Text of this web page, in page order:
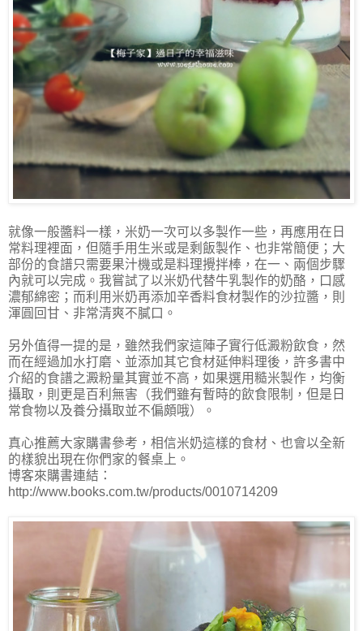
就像一般醬料一樣，米奶一次可以多製作一些，再應用在日
常料理裡面，但隨手用生米或是剩飯製作、也非常簡便；大
部份的食譜只需要果汁機或是料理攪拌棒，在一、兩個步驟
內就可以完成。我嘗試了以米奶代替牛乳製作的奶酪，口感
濃郁綿密；而利用米奶再添加辛香料食材製作的沙拉醬，則
渾圓回甘、非常清爽不膩口。
另外值得一提的是，雖然我們家這陣子實行低澱粉飲食，然
而在經過加水打磨、並添加其它食材延伸料理後，許多書中
介紹的食譜之澱粉量其實並不高，如果選用糙米製作，均衡
攝取，則更是百利無害（我們雖有暫時的飲食限制，但是日
常食物以及養分攝取並不偏頗哦）。
真心推薦大家購書參考，相信米奶這樣的食材、也會以全新
的樣貌出現在你們家的餐桌上。
博客來購書連結：
http://www.books.com.tw/products/0010714209